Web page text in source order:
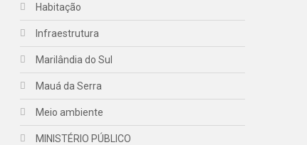
Habitação
Infraestrutura
Marilândia do Sul
Mauá da Serra
Meio ambiente
MINISTÉRIO PÚBLICO